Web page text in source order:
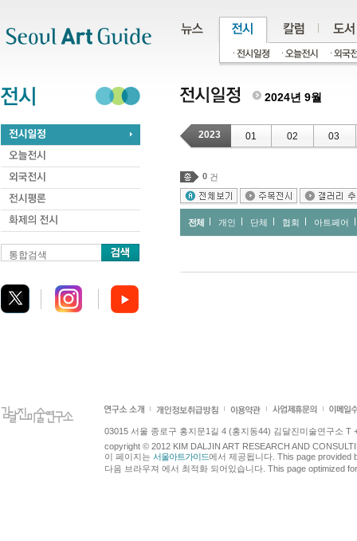
통합검색
2024년 9월
2023 01 02 03
0 건
전체 개인 단체 협회 아트페어
03015 서울 종로구 홍지문1길 4 (홍지동44) 김달진미술연구소 T
copyright © 2012 KIM DALJIN ART RESEARCH AND
이 페이지는 서울아트가이드에서 제공됩니다. This page provided
다음 브라우져 에서 최적화 되어있습니다. This page optimized